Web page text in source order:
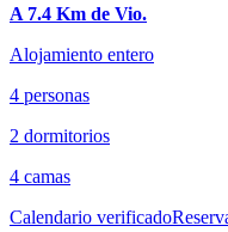
A 7.4 Km de Vio.
Alojamiento entero
4 personas
2 dormitorios
4 camas
Calendario verificado